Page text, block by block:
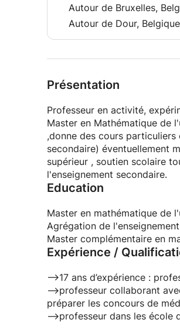
Autour de Bruxelles,
Autour de Dour, Belgique
Présentation
Professeur en activité,
Master en Mathématique de
,donne des cours
secondaire) éventuellement
supérieur , soutien scolaire
l'enseignement secondaire.
Education
Master en mathématique de
Agrégation de
Master complémentaire en
Expérience /
-->17 ans d’expérience :
-->professeur collaborant
préparer les concours de
-->professeur dans les